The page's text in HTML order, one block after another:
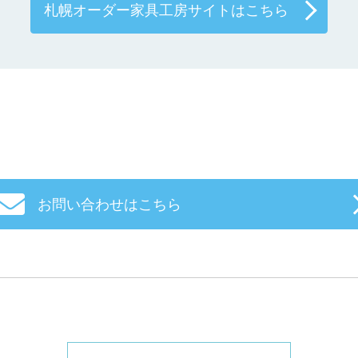
札幌オーダー家具工房サイトはこちら
お問い合わせはこちら